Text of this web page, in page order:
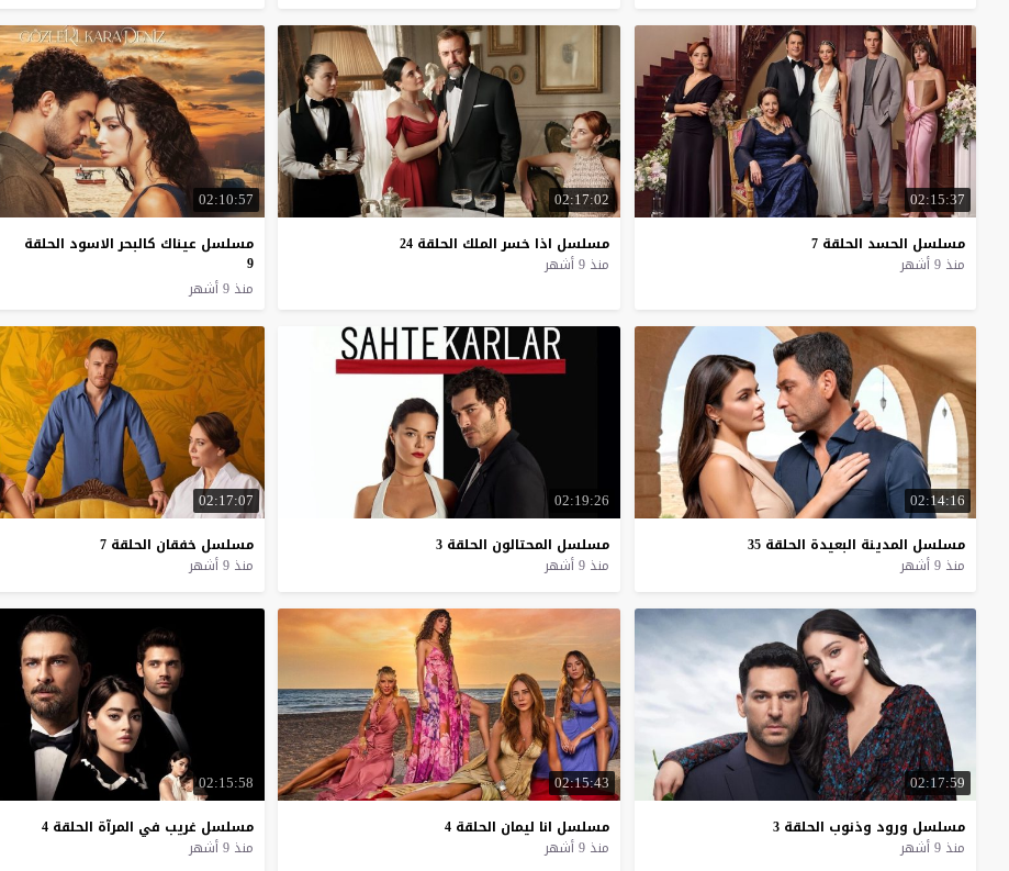
02:15:37
مسلسل الحسد الحلقة 7
منذ 9 أشهر
02:17:02
مسلسل اذا خسر الملك الحلقة 24
منذ 9 أشهر
02:10:57
مسلسل عيناك كالبحر الاسود الحلقة
9
منذ 9 أشهر
02:14:16
مسلسل المدينة البعيدة الحلقة 35
منذ 9 أشهر
02:19:26
مسلسل المحتالون الحلقة 3
منذ 9 أشهر
02:17:07
مسلسل خفقان الحلقة 7
منذ 9 أشهر
02:17:59
مسلسل ورود وذنوب الحلقة 3
منذ 9 أشهر
02:15:43
مسلسل انا ليمان الحلقة 4
منذ 9 أشهر
02:15:58
مسلسل غريب في المرآة الحلقة 4
منذ 9 أشهر